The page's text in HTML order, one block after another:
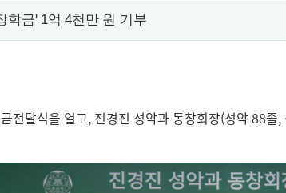
학금' 1억 4천만 원 기부
전달식을 열고, 진경진 성악과 동창회장(성악 88